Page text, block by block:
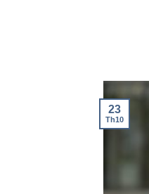
23
Th10